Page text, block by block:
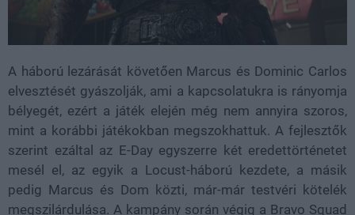
A háború lezárását követően Marcus és Dominic Carlos
elvesztését gyászolják, ami a kapcsolatukra is rányomja
bélyegét, ezért a játék elején még nem annyira szoros,
mint a korábbi játékokban megszokhattuk. A fejlesztők
szerint ezáltal az E-Day egyszerre két eredettörténetet
mesél el, az egyik a Locust-háború kezdete, a másik
pedig Marcus és Dom közti, már-már testvéri kötelék
megszilárdulása. A kampány során végig a Bravo Squad